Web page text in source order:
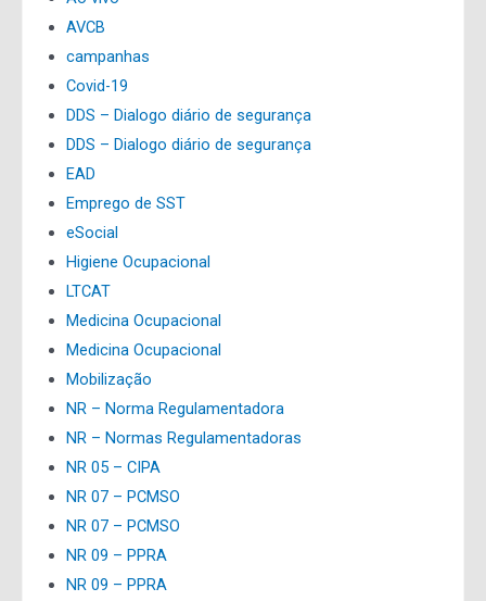
AVCB
campanhas
Covid-19
DDS – Dialogo diário de segurança
DDS – Dialogo diário de segurança
EAD
Emprego de SST
eSocial
Higiene Ocupacional
LTCAT
Medicina Ocupacional
Medicina Ocupacional
Mobilização
NR – Norma Regulamentadora
NR – Normas Regulamentadoras
NR 05 – CIPA
NR 07 – PCMSO
NR 07 – PCMSO
NR 09 – PPRA
NR 09 – PPRA